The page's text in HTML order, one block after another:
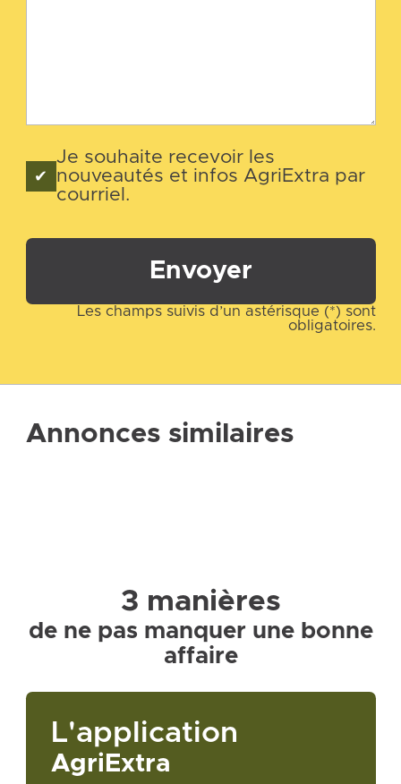
Je souhaite recevoir les
nouveautés et infos AgriExtra par
courriel.
Envoyer
Les champs suivis d’un astérisque (*) sont
obligatoires.
Annonces similaires
3 manières
de ne pas manquer une bonne
affaire
L'application
AgriExtra